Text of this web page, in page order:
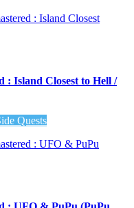
: Island Closest to Hell /
Quests